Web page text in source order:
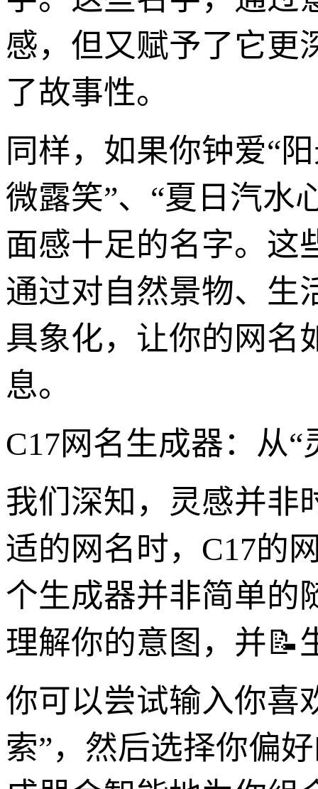
感，但又赋予了它更
了故事性。
同样，如果你钟爱“
微露笑”、“夏日汽水
面感十足的名字。这
通过对自然景物、生
具象化，让你的网名
息。
C17网名生成器：从
我们深知，灵感并非
适的网名时，C17的
个生成器并非简单的
理解你的意图，并📝
你可以尝试输入你喜
索”，然后选择你偏